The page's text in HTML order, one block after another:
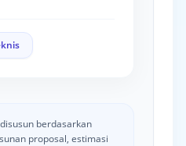
berdasarkan
proposal, estimasi